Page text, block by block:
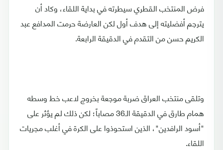
فرض المنتخب القطري سيطرته في بداية اللقاء، وكاد أن
يترجم أفضليته إلى هدف أول لكن العارضة حرمت المدافع عبد
الكريم حسن من التقدم في الدقيقة الرابعة.
وتلقى منتخب العراق ضربة موجعة بخروج لاعب خط وسطه
همام طارق في الدقيقة الـ36 مصاباً؛ لكن ذلك لم يؤثر على
"أسود الرافدين"، الذين استحوذوا على الكرة في أغلب مجريات
اللقاء.